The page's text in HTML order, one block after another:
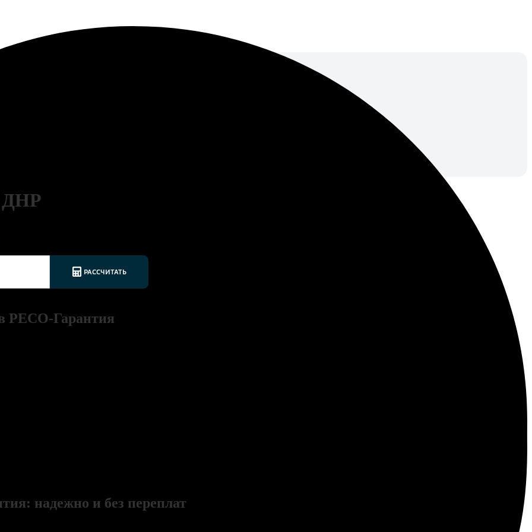
ДНР
автомобиля в страховой компании РЕСО-Гарантия с помощью нашего онлайн-калькулятора. Цена с учетом всех скидок.
РЕСО-Гарантия
надежно и без переплат